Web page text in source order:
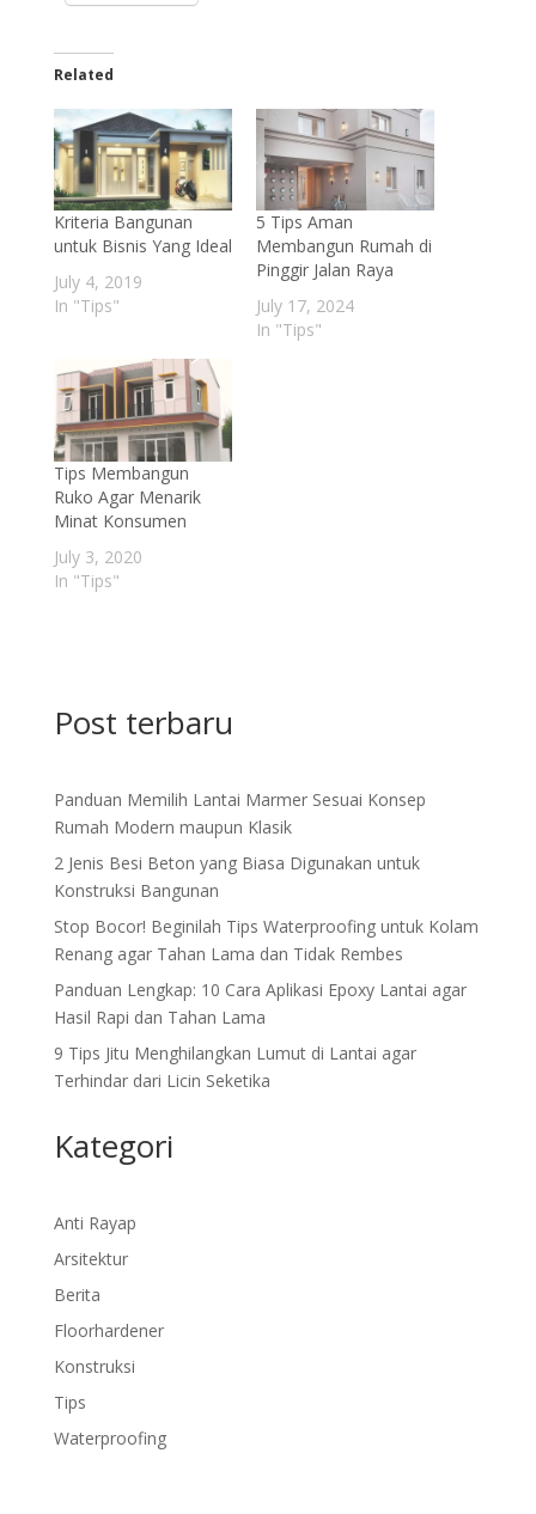
Related
Kriteria Bangunan
untuk Bisnis Yang Ideal
July 4, 2019
In "Tips"
5 Tips Aman
Membangun Rumah di
Pinggir Jalan Raya
July 17, 2024
In "Tips"
Tips Membangun
Ruko Agar Menarik
Minat Konsumen
July 3, 2020
In "Tips"
Post terbaru
Panduan Memilih Lantai Marmer Sesuai Konsep
Rumah Modern maupun Klasik
2 Jenis Besi Beton yang Biasa Digunakan untuk
Konstruksi Bangunan
Stop Bocor! Beginilah Tips Waterproofing untuk Kolam
Renang agar Tahan Lama dan Tidak Rembes
Panduan Lengkap: 10 Cara Aplikasi Epoxy Lantai agar
Hasil Rapi dan Tahan Lama
9 Tips Jitu Menghilangkan Lumut di Lantai agar
Terhindar dari Licin Seketika
Kategori
Anti Rayap
Arsitektur
Berita
Floorhardener
Konstruksi
Tips
Waterproofing